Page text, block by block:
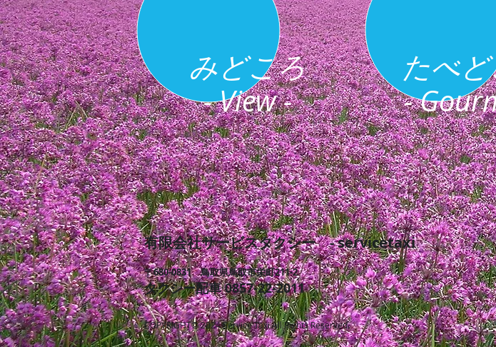
みどころ
- View -
たべ
-
有限会社サービスタクシー - servicetaxi
〒680-0831 鳥取県鳥取市栄町211-2
タクシー配車 0857-22-2011
COPYRIGHT© 2024 Service Taxi All Rights Reserved.